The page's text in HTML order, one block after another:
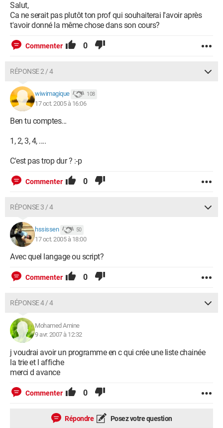
Salut,
Ca ne serait pas plutôt ton prof qui souhaiterai l'avoir après
t'avoir donné la même chose dans son cours?
Commenter 0
RÉPONSE 2 / 4
wiwimagique 108
17 oct. 2005 à 16:06
Ben tu comptes...
1, 2, 3, 4, ....
C'est pas trop dur ? :-p
Commenter 0
RÉPONSE 3 / 4
hssissen 50
17 oct. 2005 à 18:00
Avec quel langage ou script?
Commenter 0
RÉPONSE 4 / 4
Mohamed Amine
9 avr. 2007 à 12:32
j voudrai avoir un programme en c qui crée une liste chainée
la trie et l affiche
merci d avance
Commenter 0
Répondre Posez votre question